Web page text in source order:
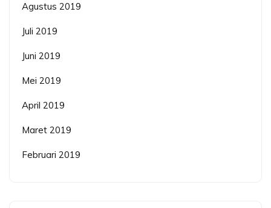
Agustus 2019
Juli 2019
Juni 2019
Mei 2019
April 2019
Maret 2019
Februari 2019